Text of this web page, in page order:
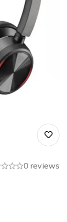
0 reviews